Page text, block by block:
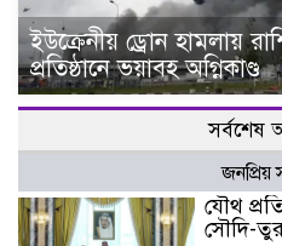
ইউক্রেনীয় ড্রোন হামলায়
প্রতিষ্ঠানে ভয়াবহ অগ্নিকাণ্ড
সর্বশেষ
জনপ্রিয়
যৌথ
সৌদি-